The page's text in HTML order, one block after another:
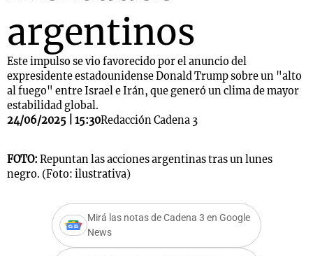
argentinos
Este impulso se vio favorecido por el anuncio del
expresidente estadounidense Donald Trump sobre un "alto
al fuego" entre Israel e Irán, que generó un clima de mayor
estabilidad global.
24/06/2025 | 15:30Redacción Cadena 3
FOTO: Repuntan las acciones argentinas tras un lunes
negro. (Foto: ilustrativa)
Mirá las notas de Cadena 3 en Google
News